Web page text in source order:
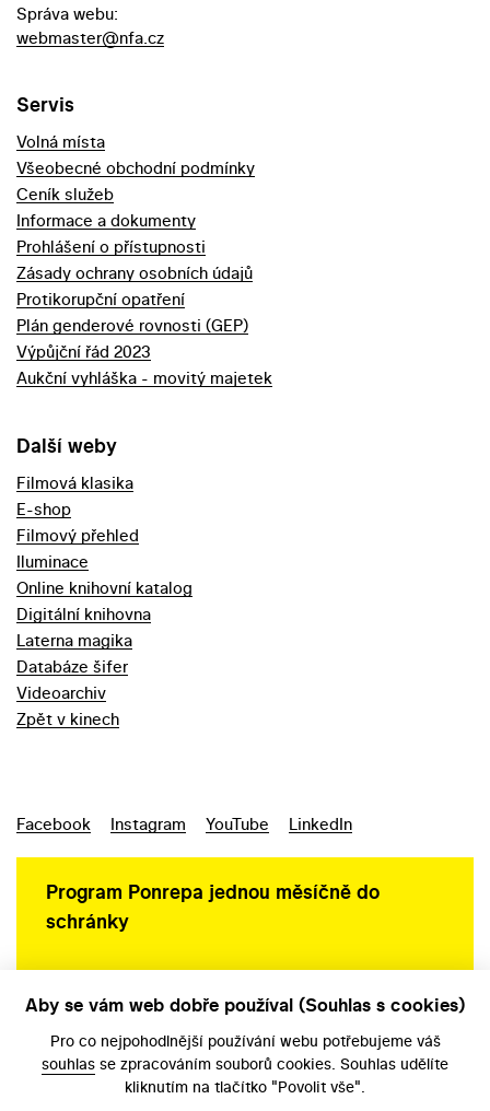
Správa webu:
webmaster@nfa.cz
Servis
Volná místa
Všeobecné obchodní podmínky
Ceník služeb
Informace a dokumenty
Prohlášení o přístupnosti
Zásady ochrany osobních údajů
Protikorupční opatření
Plán genderové rovnosti (GEP)
Výpůjční řád 2023
Aukční vyhláška - movitý majetek
Další weby
Filmová klasika
E-shop
Filmový přehled
Iluminace
Online knihovní katalog
Digitální knihovna
Laterna magika
Databáze šifer
Videoarchiv
Zpět v kinech
Facebook Instagram YouTube LinkedIn
Program Ponrepa jednou měsíčně do
schránky
Aby se vám web dobře používal (Souhlas s cookies)
Pro co nejpohodlnější používání webu potřebujeme váš
souhlas se zpracováním souborů cookies. Souhlas udělíte
kliknutím na tlačítko "Povolit vše".